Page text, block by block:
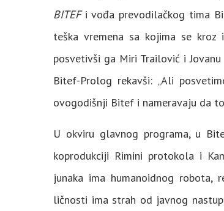
BITEFi vođa prevodilačkog tima
teška vremena sa kojima se
posvetivši ga Miri Trailović i
Bitef-Prolog rekavši: „Ali
ovogodišnji Bitef i nameravaju da
U okviru glavnog programa, u
koprodukciji Rimini protokola i
junaka ima humanoidnog robota,
ličnosti ima strah od javnog